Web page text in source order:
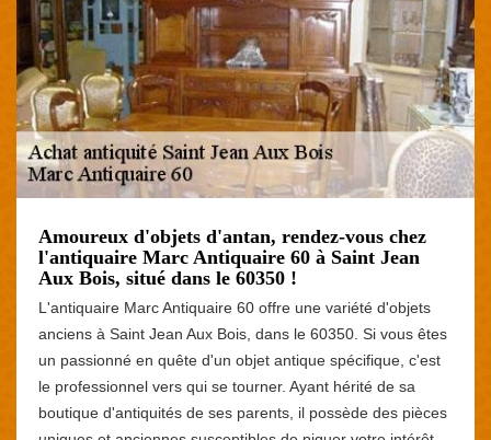
Amoureux d'objets d'antan, rendez-vous chez
l'antiquaire Marc Antiquaire 60 à Saint Jean
Aux Bois, situé dans le 60350 !
L'antiquaire Marc Antiquaire 60 offre une variété d'objets
anciens à Saint Jean Aux Bois, dans le 60350. Si vous êtes
un passionné en quête d'un objet antique spécifique, c'est
le professionnel vers qui se tourner. Ayant hérité de sa
boutique d'antiquités de ses parents, il possède des pièces